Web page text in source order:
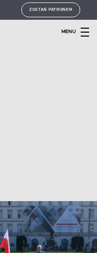
ZOSTAŃ PATRONEM
MENU